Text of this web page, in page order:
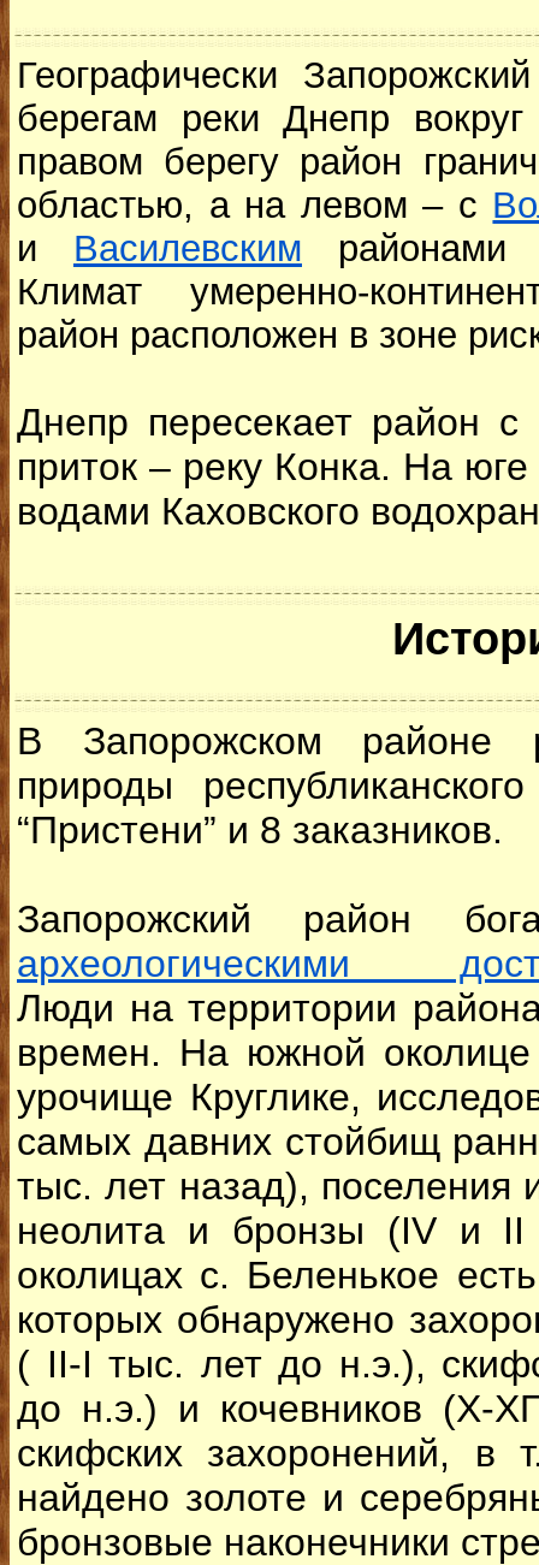
Географически
берегам реки Днепр
правом берегу район
областью, а на левом – с
и Василевским
Климат умеренно-
район расположен в зоне
Днепр пересекает район
приток – реку Конка. На
водами Каховского
В Запорожском районе
природы
“Пристени” и 8 заказников.
Запорожский район
археологическими
Люди на территории
времен. На южной
урочище Круглике,
самых давних стойбищ
тыс. лет назад), поселения
неолита и бронзы (IV и
околицах с. Беленькое
которых обнаружено
( II-I тыс. лет до н.э.),
до н.э.) и кочевников (Х-
скифских захоронений, в
найдено золоте и
бронзовые наконечники